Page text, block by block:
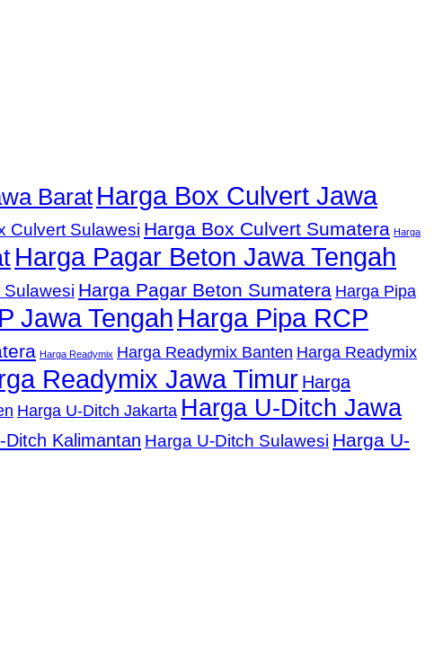
Barat Harga Box Culvert Jawa
Culvert Sulawesi Harga Box Culvert Sumatera Harga
Harga Pagar Beton Jawa Tengah
Harga Pagar Beton Sumatera Harga Pipa
Jawa Tengah Harga Pipa RCP
Harga Readymix Harga Readymix Banten Harga Readymix
Readymix Jawa Timur Harga
Harga U-Ditch Jakarta Harga U-Ditch Jawa
Ditch Kalimantan Harga U-Ditch Sulawesi Harga U-